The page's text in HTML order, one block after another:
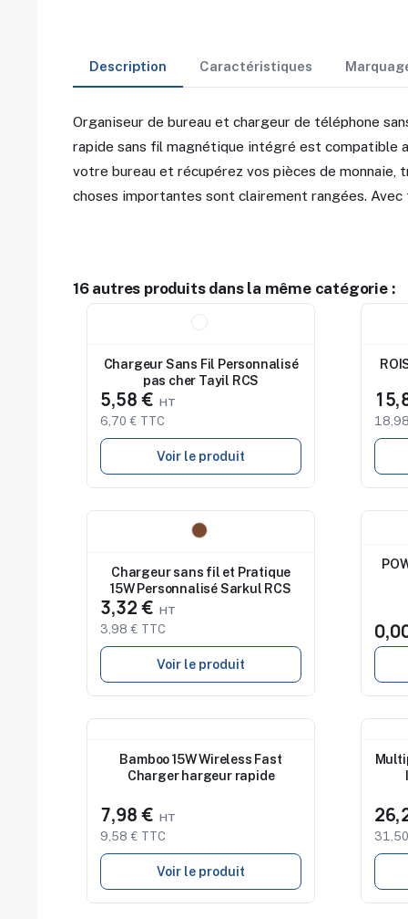
Description Caractéristiques
Organiseur de bureau et chargeur de téléphone
rapide sans fil magnétique intégré est compatible
votre bureau et récupérez vos pièces de
choses importantes sont clairement rangées.
16 autres produits dans la même catégorie :
Chargeur Sans Fil Personnalisé
pas cher Tayil RCS
5,58 €
6,70 € TTC
Voir le produit
Chargeur sans fil et Pratique
15W Personnalisé Sarkul RCS
3,32 €
3,98 € TTC
Voir le produit
Bamboo 15W Wireless Fast
Charger hargeur rapide
7,98 €
9,58 € TTC
Voir le produit